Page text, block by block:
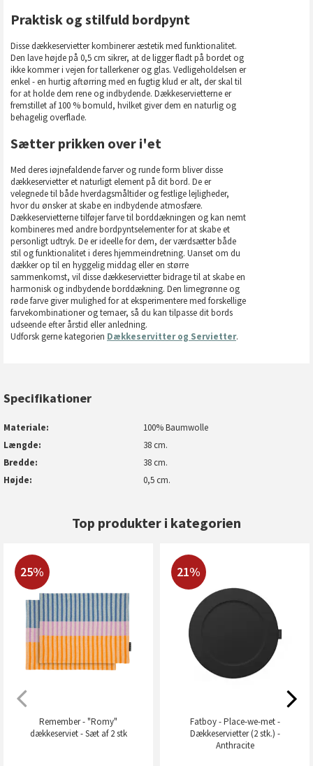
Praktisk og stilfuld bordpynt
Disse dækkeservietter kombinerer æstetik med funktionalitet.
Den lave højde på 0,5 cm sikrer, at de ligger fladt på bordet og
ikke kommer i vejen for tallerkener og glas. Vedligeholdelsen er
enkel - en hurtig aftørring med en fugtig klud er alt, der skal til
for at holde dem rene og indbydende. Dækkeservietterne er
fremstillet af 100 % bomuld, hvilket giver dem en naturlig og
behagelig overflade.
Sætter prikken over i'et
Med deres iøjnefaldende farver og runde form bliver disse
dækkeservietter et naturligt element på dit bord. De er
velegnede til både hverdagsmåltider og festlige lejligheder,
hvor du ønsker at skabe en indbydende atmosfære.
Dækkeservietterne tilføjer farve til borddækningen og kan nemt
kombineres med andre bordpyntselementer for at skabe et
personligt udtryk. De er ideelle for dem, der værdsætter både
stil og funktionalitet i deres hjemmeindretning. Uanset om du
dækker op til en hyggelig middag eller en større
sammenkomst, vil disse dækkeservietter bidrage til at skabe en
harmonisk og indbydende borddækning. Den limegrønne og
røde farve giver mulighed for at eksperimentere med forskellige
farvekombinationer og temaer, så du kan tilpasse dit bords
udseende efter årstid eller anledning.
Udforsk gerne kategorien Dækkeservitter og Servietter.
Specifikationer
Materiale
100% Baumwolle
Længde
38 cm.
Bredde
38 cm.
Højde
0,5 cm.
Top produkter i kategorien
25%
Remember - "Romy"
dækkeserviet - Sæt af 2 stk
21%
Fatboy - Place-we-met -
Dækkeservietter (2 stk.) -
Anthracite